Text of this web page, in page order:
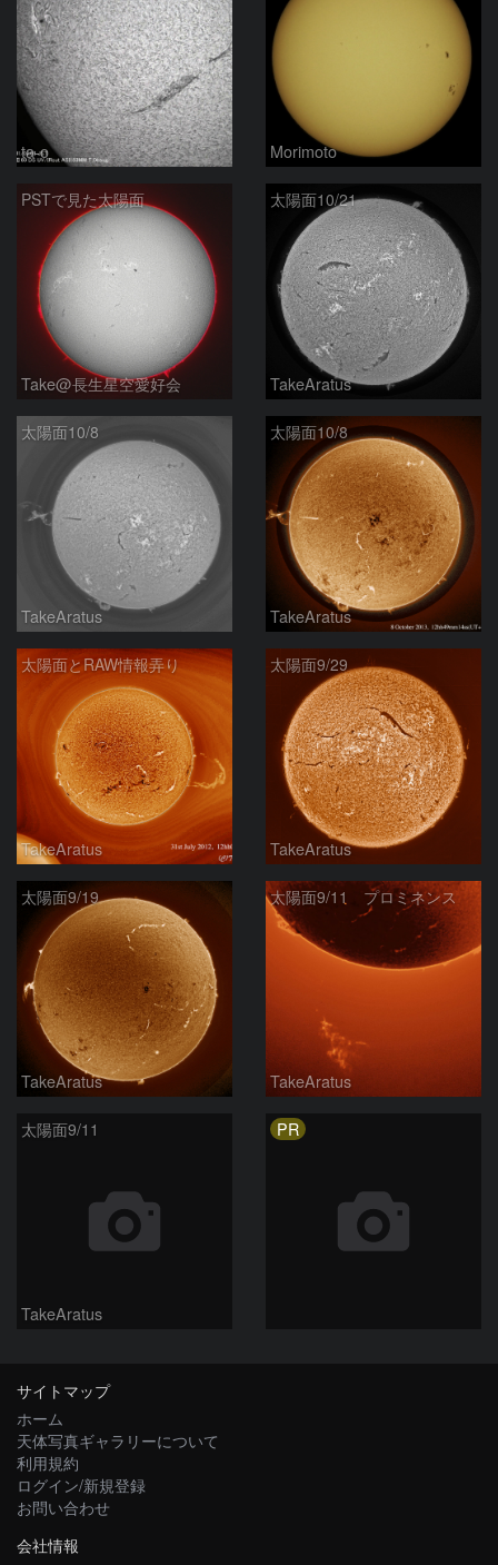
ta-o Morimoto
PSTで見た太陽面
Take@長生星空愛好会
太陽面10/21
TakeAratus
太陽面10/8
TakeAratus
太陽面10/8
TakeAratus
太陽面とRAW情報弄り
TakeAratus
太陽面9/29
TakeAratus
太陽面9/19
TakeAratus
太陽面9/11 プロミネンス
TakeAratus
太陽面9/11
TakeAratus
PR
サイトマップ
ホーム
天体写真ギャラリーについて
利用規約
ログイン/新規登録
お問い合わせ
会社情報